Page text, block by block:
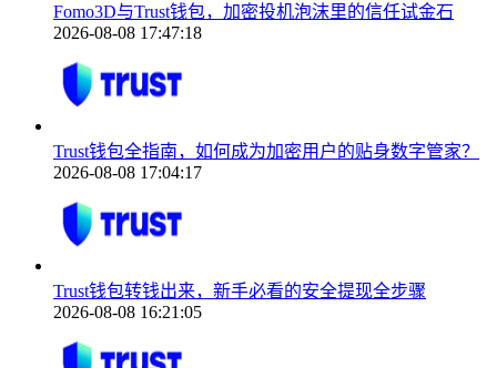
Fomo3D与Trust钱包，加密投机泡沫里的信任试金石
2026-08-08 17:47:18
Trust钱包全指南，如何成为加密用户的贴身数字管家？
2026-08-08 17:04:17
Trust钱包转钱出来，新手必看的安全提现全步骤
2026-08-08 16:21:05